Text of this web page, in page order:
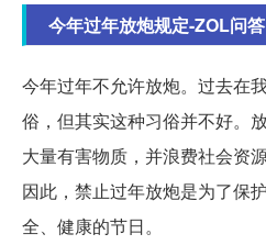
今年过年放炮规定-ZOL问答
今年过年不允许放炮。过去在
俗，但其实这种习俗并不好。
大量有害物质，并浪费社会资
因此，禁止过年放炮是为了保
全、健康的节日。